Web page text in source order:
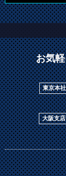
お気
東京本社
大阪支店